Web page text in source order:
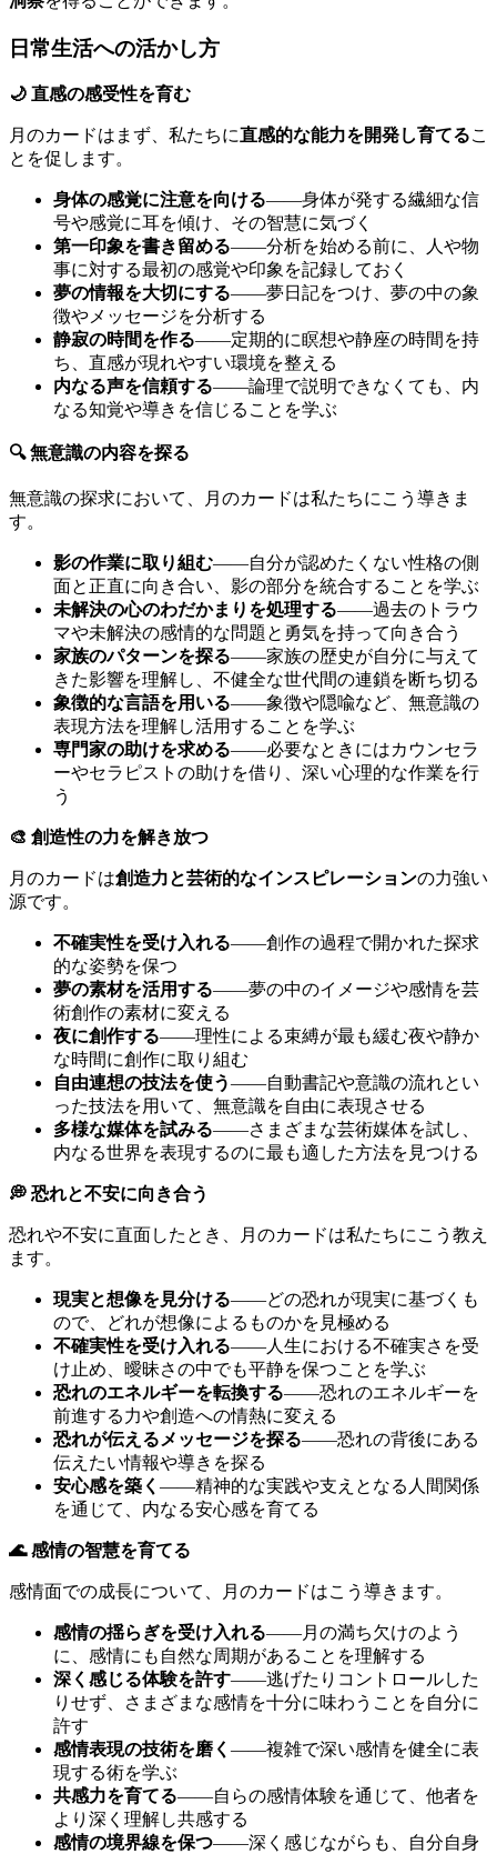
日常生活への活かし方
🌙 直感の感受性を育む
月のカードはまず、私たちに直感的な能力を開発し育てるこ
とを促します。
身体の感覚に注意を向ける——身体が発する繊細な信
号や感覚に耳を傾け、その智慧に気づく
第一印象を書き留める——分析を始める前に、人や物
事に対する最初の感覚や印象を記録しておく
夢の情報を大切にする——夢日記をつけ、夢の中の象
徴やメッセージを分析する
静寂の時間を作る——定期的に瞑想や静座の時間を持
ち、直感が現れやすい環境を整える
内なる声を信頼する——論理で説明できなくても、内
なる知覚や導きを信じることを学ぶ
🔍 無意識の内容を探る
無意識の探求において、月のカードは私たちにこう導きま
す。
影の作業に取り組む——自分が認めたくない性格の側
面と正直に向き合い、影の部分を統合することを学ぶ
未解決の心のわだかまりを処理する——過去のトラウ
マや未解決の感情的な問題と勇気を持って向き合う
家族のパターンを探る——家族の歴史が自分に与えて
きた影響を理解し、不健全な世代間の連鎖を断ち切る
象徴的な言語を用いる——象徴や隠喩など、無意識の
表現方法を理解し活用することを学ぶ
専門家の助けを求める——必要なときにはカウンセラ
ーやセラピストの助けを借り、深い心理的な作業を行
う
🎨 創造性の力を解き放つ
月のカードは創造力と芸術的なインスピレーションの力強い
源です。
不確実性を受け入れる——創作の過程で開かれた探求
的な姿勢を保つ
夢の素材を活用する——夢の中のイメージや感情を芸
術創作の素材に変える
夜に創作する——理性による束縛が最も緩む夜や静か
な時間に創作に取り組む
自由連想の技法を使う——自動書記や意識の流れとい
った技法を用いて、無意識を自由に表現させる
多様な媒体を試みる——さまざまな芸術媒体を試し、
内なる世界を表現するのに最も適した方法を見つける
💭 恐れと不安に向き合う
恐れや不安に直面したとき、月のカードは私たちにこう教え
ます。
現実と想像を見分ける——どの恐れが現実に基づくも
ので、どれが想像によるものかを見極める
不確実性を受け入れる——人生における不確実さを受
け止め、曖昧さの中でも平静を保つことを学ぶ
恐れのエネルギーを転換する——恐れのエネルギーを
前進する力や創造への情熱に変える
恐れが伝えるメッセージを探る——恐れの背後にある
伝えたい情報や導きを探る
安心感を築く ——精神的な実践や支えとなる人間関係
を通じて、内なる安心感を育てる
🌊 感情の智慧を育てる
感情面での成長について、月のカードはこう導きます。
感情の揺らぎを受け入れる——月の満ち欠けのよう
に、感情にも自然な周期があることを理解する
深く感じる体験を許す——逃げたりコントロールした
りせず、さまざまな感情を十分に味わうことを自分に
許す
感情表現の技術を磨く ——複雑で深い感情を健全に表
現する術を学ぶ
共感力を育てる——自らの感情体験を通じて、他者を
より深く理解し共感する
感情の境界線を保つ——深く感じながらも、自分自身